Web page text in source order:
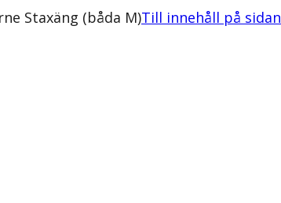
Staxäng (båda M)Till innehåll på sidan